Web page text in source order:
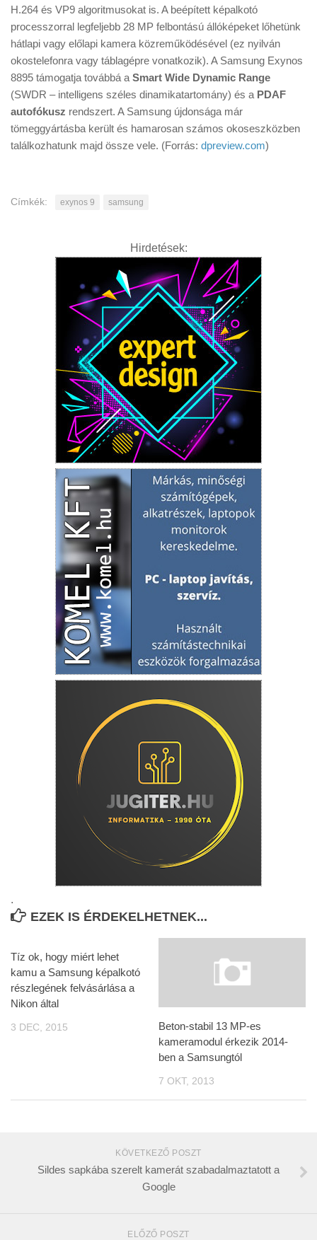
H.264 és VP9 algoritmusokat is. A beépített képalkotó
processzorral legfeljebb 28 MP felbontású állóképeket lőhetünk
hátlapi vagy előlapi kamera közreműködésével (ez nyilván
okostelefonra vagy táblagépre vonatkozik). A Samsung Exynos
8895 támogatja továbbá a Smart Wide Dynamic Range
(SWDR – intelligens széles dinamikatartomány) és a PDAF
autofókusz rendszert. A Samsung újdonsága már
tömeggyártásba került és hamarosan számos okoseszközben
találkozhatunk majd össze vele. (Forrás: dpreview.com)
Címkék: exynos 9 samsung
Hirdetések:
.
EZEK IS ÉRDEKELHETNEK...
Tíz ok, hogy miért lehet
kamu a Samsung képalkotó
részlegének felvásárlása a
Nikon által
3 DEC, 2015
Beton-stabil 13 MP-es
kameramodul érkezik 2014-
ben a Samsungtól
7 OKT, 2013
KÖVETKEZŐ POSZT
Sildes sapkába szerelt kamerát szabadalmaztatott a
Google
ELŐZŐ POSZT